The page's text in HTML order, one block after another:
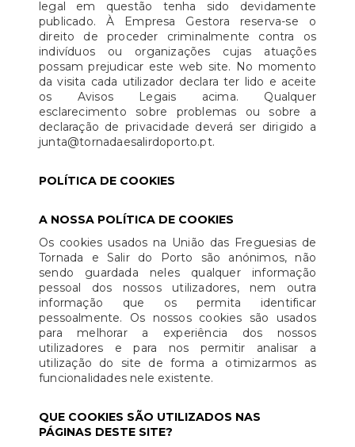
legal em questão tenha sido devidamente
publicado. À Empresa Gestora reserva-se o
direito de proceder criminalmente contra os
indivíduos ou organizações cujas atuações
possam prejudicar este web site. No momento
da visita cada utilizador declara ter lido e aceite
os Avisos Legais acima. Qualquer
esclarecimento sobre problemas ou sobre a
declaração de privacidade deverá ser dirigido a
junta@tornadaesalirdoporto.pt.
POLÍTICA DE COOKIES
A NOSSA POLÍTICA DE COOKIES
Os cookies usados na União das Freguesias de
Tornada e Salir do Porto são anónimos, não
sendo guardada neles qualquer informação
pessoal dos nossos utilizadores, nem outra
informação que os permita identificar
pessoalmente. Os nossos cookies são usados
para melhorar a experiência dos nossos
utilizadores e para nos permitir analisar a
utilização do site de forma a otimizarmos as
funcionalidades nele existente.
QUE COOKIES SÃO UTILIZADOS NAS
PÁGINAS DESTE SITE?